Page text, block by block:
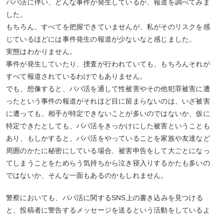
パパ活に伴い、どんな事件が発生しているか、報道を調べてみま
した。
もちろん、すべてを把握できていませんが、私がそのリスクを感
じているほどには事件発生の報道が少ないなと感じました。
実態はわかりません。
事件が発生していたり、捜査が行われていても、もちろんそれが
すべて報道されているわけでもありません。
でも、想像すると、パパ活を通して性被害やその他犯罪被害に遭
ったという事件の報道がそれほど目に留まらないのは、いざ被害
に遭っても、相手が特定できないことが多いのではないか、仮に
特定できたとしても、パパ活をきっかけにした被害ということも
あり、もしかすると、パパ活をやっていることを家族や友達など
周囲のかたに秘密にしている場合、被害申告をして大ごとになっ
てしまうことをためらう気持ちから泣き寝入りするかたも多いの
ではないか、そんな一面もあるのかもしれません。
警察においても、パパ活に関するSNS上の書き込みを見つける
と、投稿者に警告するメッセージを送るという活動をしているよ